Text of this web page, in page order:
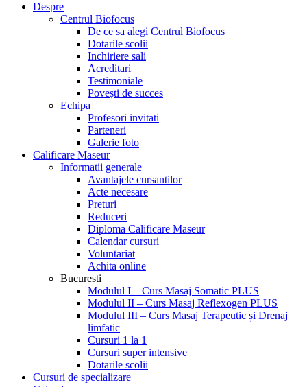
Despre
Centrul Biofocus
De ce sa alegi Centrul Biofocus
Dotarile scolii
Inchiriere sali
Acreditari
Testimoniale
Povești de succes
Echipa
Profesori invitati
Parteneri
Galerie foto
Calificare Maseur
Informatii generale
Avantajele cursantilor
Acte necesare
Preturi
Reduceri
Diploma Calificare Maseur
Calendar cursuri
Voluntariat
Achita online
Bucuresti
Modulul I – Curs Masaj Somatic PLUS
Modulul II – Curs Masaj Reflexogen PLUS
Modulul III – Curs Masaj Terapeutic și Drenaj
limfatic
Cursuri 1 la 1
Cursuri super intensive
Dotarile scolii
Cursuri de specializare